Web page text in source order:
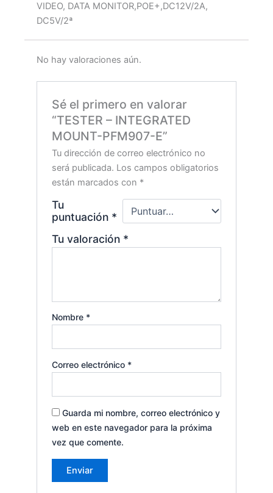
VIDEO, DATA MONITOR,POE+,DC12V/2A,
DC5V/2ª
No hay valoraciones aún.
Sé el primero en valorar
“TESTER – INTEGRATED
MOUNT-PFM907-E”
Tu dirección de correo electrónico no
será publicada. Los campos obligatorios
están marcados con *
Tu
puntuación *
Tu valoración *
Nombre *
Correo electrónico *
Guarda mi nombre, correo electrónico y
web en este navegador para la próxima
vez que comente.